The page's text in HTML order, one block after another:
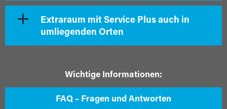
Extraraum mit Service Plus auch in
umliegenden Orten
Wichtige Informationen:
FAQ – Fragen und Antworten